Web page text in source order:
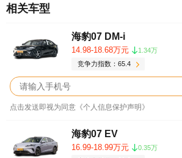
相关车型
海豹07 DM-i
14.98-18.68万元
1.34万
竞争力指数：65.4
点击发送即视为同意《个人信息保护声明》
海豹07 EV
16.99-18.99万元
0.35万